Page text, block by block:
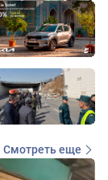
Смотреть еще